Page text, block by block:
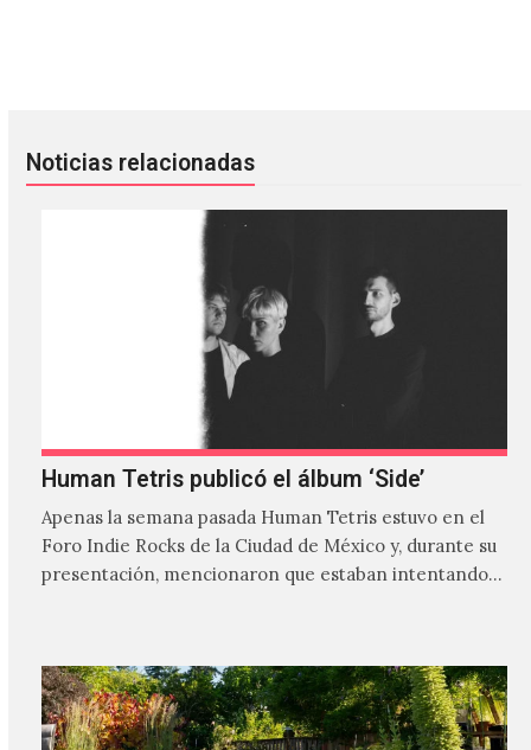
Noticias relacionadas
Human Tetris publicó el álbum ‘Side’
Apenas la semana pasada Human Tetris estuvo en el
Foro Indie Rocks de la Ciudad de México y, durante su
presentación, mencionaron que estaban intentando…